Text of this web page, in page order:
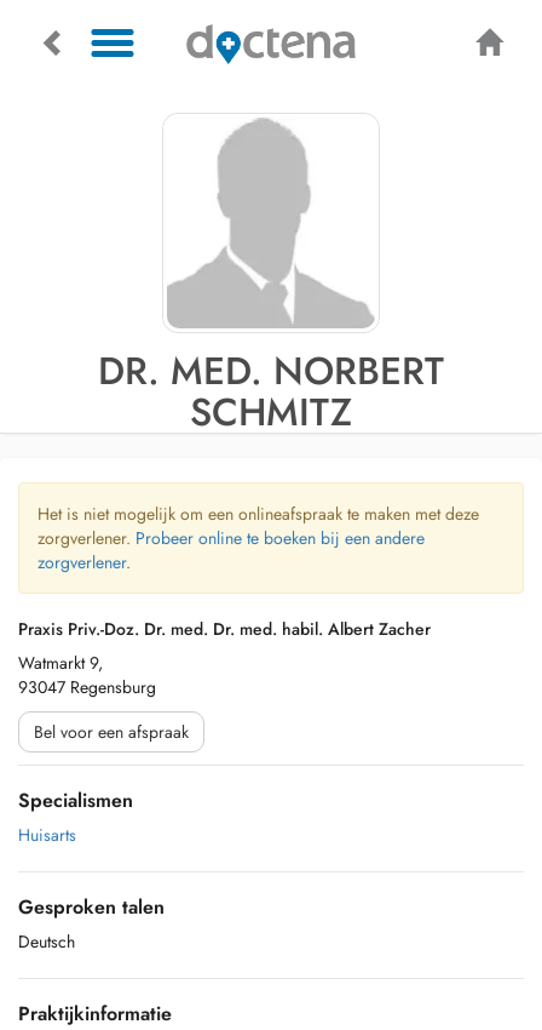
DR. MED. NORBERT
SCHMITZ
Het is niet mogelijk om een onlineafspraak te maken met deze
zorgverlener. Probeer online te boeken bij een andere
zorgverlener.
Praxis Priv.-Doz. Dr. med. Dr. med. habil. Albert Zacher
Watmarkt 9,
93047 Regensburg
Bel voor een afspraak
Specialismen
Huisarts
Gesproken talen
Deutsch
Praktijkinformatie